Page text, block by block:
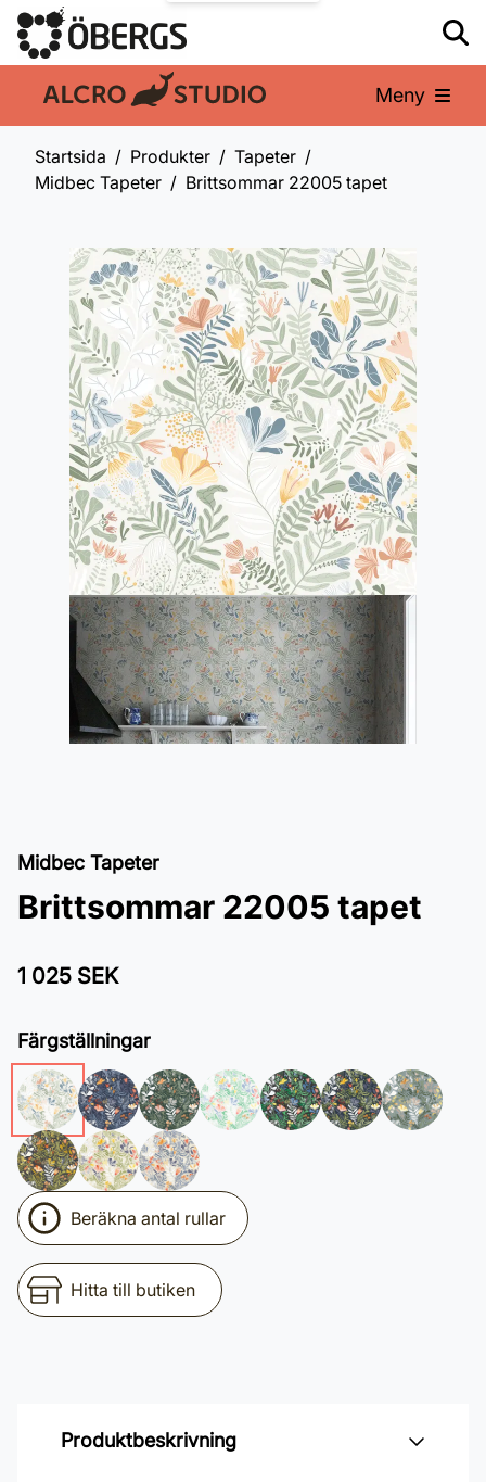
En del av: Meny
Startsida Produkter
Tapeter
Midbec Tapeter
Brittsommar 22005 tapet
Midbec Tapeter
Brittsommar 22005 tapet
1 025 SEK
Färgställningar
Beräkna antal rullar
Hitta till butiken
Produktbeskrivning